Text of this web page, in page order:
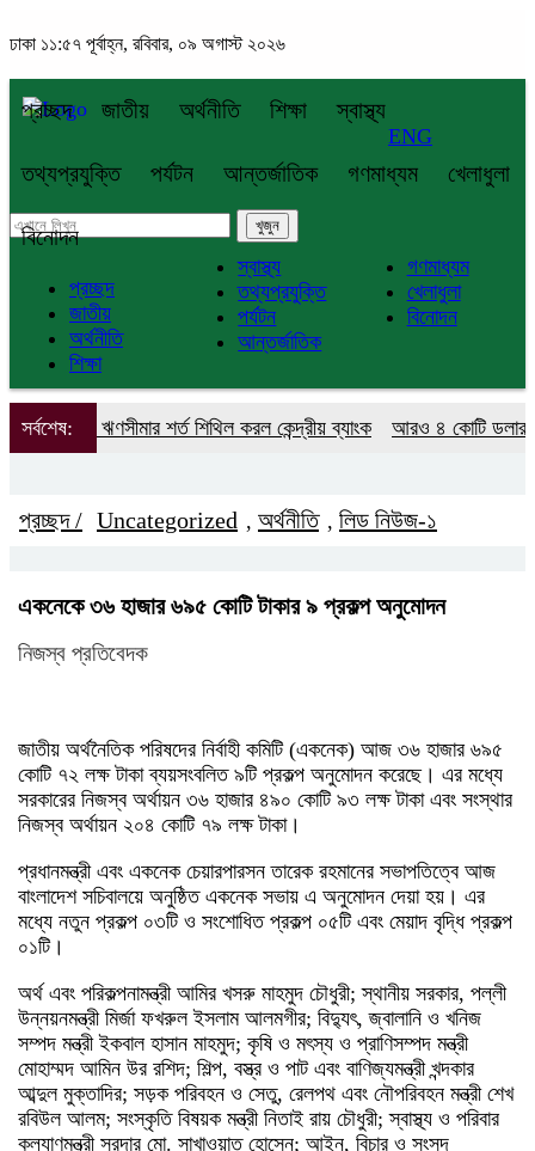
ঢাকা ১১:৫৭ পূর্বাহ্ন, রবিবার, ০৯ অগাস্ট ২০২৬
প্রচ্ছদ জাতীয় অর্থনীতি শিক্ষা স্বাস্থ্য
তথ্যপ্রযুক্তি পর্যটন আন্তর্জাতিক গণমাধ্যম খেলাধুলা
বিনোদন
ENG
প্রচ্ছদ
জাতীয়
অর্থনীতি
শিক্ষা
স্বাস্থ্য
তথ্যপ্রযুক্তি
পর্যটন
আন্তর্জাতিক
গণমাধ্যম
খেলাধুলা
বিনোদন
সর্বশেষ:
গ্রাহক ঋণসীমার শর্ত শিথিল করল কেন্দ্রীয় ব্যাংক আরও ৪ কোটি ডলার
প্রচ্ছদ / Uncategorized , অর্থনীতি , লিড নিউজ-১
একনেকে ৩৬ হাজার ৬৯৫ কোটি টাকার ৯ প্রকল্প অনুমোদন
নিজস্ব প্রতিবেদক
জাতীয় অর্থনৈতিক পরিষদের নির্বাহী কমিটি (একনেক) আজ ৩৬ হাজার ৬৯৫
কোটি ৭২ লক্ষ টাকা ব্যয়সংবলিত ৯টি প্রকল্প অনুমোদন করেছে। এর মধ্যে
সরকারের নিজস্ব অর্থায়ন ৩৬ হাজার ৪৯০ কোটি ৯৩ লক্ষ টাকা এবং সংস্থার
নিজস্ব অর্থায়ন ২০৪ কোটি ৭৯ লক্ষ টাকা।
প্রধানমন্ত্রী এবং একনেক চেয়ারপারসন তারেক রহমানের সভাপতিত্বে আজ
বাংলাদেশ সচিবালয়ে অনুষ্ঠিত একনেক সভায় এ অনুমোদন দেয়া হয়। এর
মধ্যে নতুন প্রকল্প ০৩টি ও সংশোধিত প্রকল্প ০৫টি এবং মেয়াদ বৃদ্ধি প্রকল্প
০১টি।
অর্থ এবং পরিকল্পনামন্ত্রী আমির খসরু মাহমুদ চৌধুরী; স্থানীয় সরকার, পল্লী
উন্নয়নমন্ত্রী মির্জা ফখরুল ইসলাম আলমগীর; বিদ্যুৎ, জ্বালানি ও খনিজ
সম্পদ মন্ত্রী ইকবাল হাসান মাহমুদ; কৃষি ও মৎস্য ও প্রাণিসম্পদ মন্ত্রী
মোহাম্মদ আমিন উর রশিদ; শিল্প, বস্ত্র ও পাট এবং বাণিজ্যমন্ত্রী খন্দকার
আব্দুল মুক্তাদির; সড়ক পরিবহন ও সেতু, রেলপথ এবং নৌপরিবহন মন্ত্রী শেখ
রবিউল আলম; সংস্কৃতি বিষয়ক মন্ত্রী নিতাই রায় চৌধুরী; স্বাস্থ্য ও পরিবার
কল্যাণমন্ত্রী সরদার মো. সাখাওয়াত হোসেন; আইন, বিচার ও সংসদ